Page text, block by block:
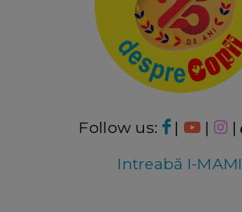
Follow us: | | |
Intreabă I-MAMI